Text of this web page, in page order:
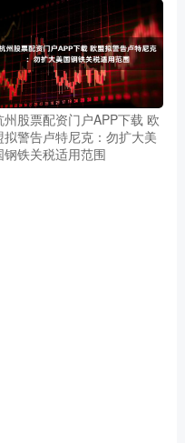
州股票配资门户APP下载 欧
拟警告卢特尼克：勿扩大美
钢铁关税适用范围